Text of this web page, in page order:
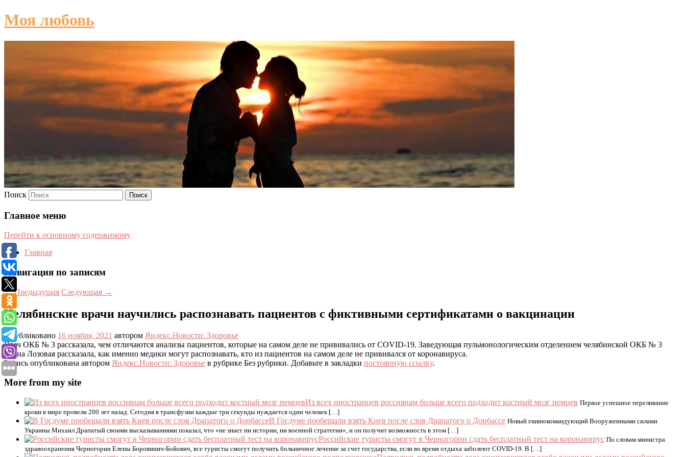
Моя любовь
Поиск
Главное меню
Перейти к основному содержимому
Главная
Навигация по записям
←Предыдущая Следующая →
Челябинские врачи научились распознавать пациентов с фиктивными сертификатами о вакцинации
Опубликовано 16 ноября, 2021 автором Яндекс.Новости: Здоровье
Врач ОКБ № 3 рассказала, чем отличаются анализы пациентов, которые на самом деле не прививались от COVID-19. Заведующая пульмонологическим отделением челябинской ОКБ № 3
Елена Лозовая рассказала, как именно медики могут распознавать, кто из пациентов на самом деле не прививался от коронавируса.
Запись опубликована автором Яндекс.Новости: Здоровье в рубрике Без рубрики. Добавьте в закладки постоянную ссылку.
More from my site
Из всех иностранцев россиянам больше всего подходит костный мозг немцев Первое успешное переливание
крови в мире провели 200 лет назад. Сегодня в трансфузии каждые три секунды нуждается один человек […]
В Госдуме пообещали взять Киев после слов Драпатого о Донбассе Новый главнокомандующий Вооруженными силами
Украины Михаил Драпатый своими высказываниями показал, что «не знает ни истории, ни военной стратегии», и он получит возможность в этом […]
Российские туристы смогут в Черногории сдать бесплатный тест на коронавирус По словам министра
здравоохранения Черногории Елены Боровинич-Бойович, все туристы смогут получить больничное лечение за счет государства, если во время отдыха заболеют COVID-19. В […]